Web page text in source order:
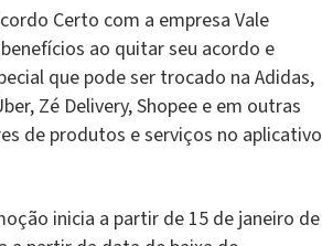
Certo com a empresa Vale
ao quitar seu acordo e
que pode ser trocado na Adidas,
Zé Delivery, Shopee e em outras
de produtos e serviços no aplicativo
inicia a partir de 15 de janeiro de